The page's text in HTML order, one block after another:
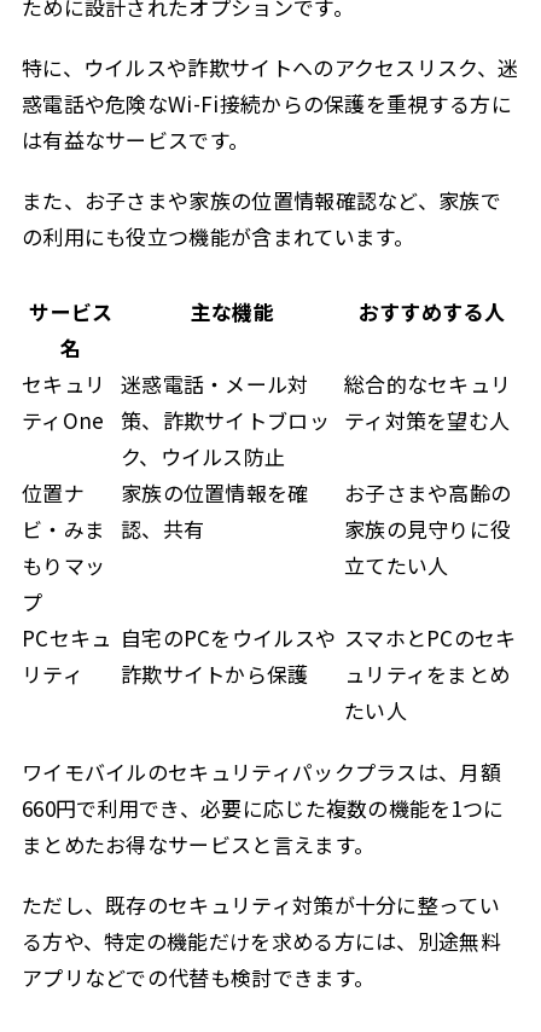
ために設計されたオプションです。
特に、ウイルスや詐欺サイトへのアクセスリスク、迷
惑電話や危険なWi-Fi接続からの保護を重視する方に
は有益なサービスです。
また、お子さまや家族の位置情報確認など、家族で
の利用にも役立つ機能が含まれています。
サービス
名
主な機能 おすすめする人
セキュリ
ティOne
迷惑電話・メール対
策、詐欺サイトブロッ
ク、ウイルス防止
総合的なセキュリ
ティ対策を望む人
位置ナ
ビ・みま
もりマッ
プ
家族の位置情報を確
認、共有
お子さまや高齢の
家族の見守りに役
立てたい人
PCセキュ
リティ
自宅のPCをウイルスや
詐欺サイトから保護
スマホとPCのセキ
ュリティをまとめ
たい人
ワイモバイルのセキュリティパックプラスは、月額
660円で利用でき、必要に応じた複数の機能を1つに
まとめたお得なサービスと言えます。
ただし、既存のセキュリティ対策が十分に整ってい
る方や、特定の機能だけを求める方には、別途無料
アプリなどでの代替も検討できます。